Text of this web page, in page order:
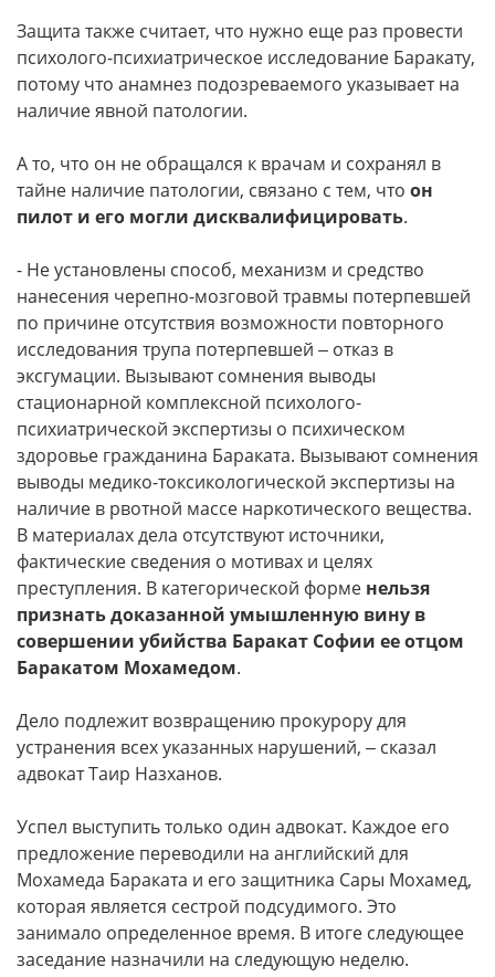
Защита также считает, что нужно еще раз провести
психолого-психиатрическое исследование Баракату,
потому что анамнез подозреваемого указывает на
наличие явной патологии.
А то, что он не обращался к врачам и сохранял в
тайне наличие патологии, связано с тем, что он
пилот и его могли дисквалифицировать.
- Не установлены способ, механизм и средство
нанесения черепно-мозговой травмы потерпевшей
по причине отсутствия возможности повторного
исследования трупа потерпевшей ‒ отказ в
эксгумации. Вызывают сомнения выводы
стационарной комплексной психолого-
психиатрической экспертизы о психическом
здоровье гражданина Бараката. Вызывают сомнения
выводы медико-токсикологической экспертизы на
наличие в рвотной массе наркотического вещества.
В материалах дела отсутствуют источники,
фактические сведения о мотивах и целях
преступления. В категорической форме нельзя
признать доказанной умышленную вину в
совершении убийства Баракат Софии ее отцом
Баракатом Мохамедом.
Дело подлежит возвращению прокурору для
устранения всех указанных нарушений, ‒ сказал
адвокат Таир Назханов.
Успел выступить только один адвокат. Каждое его
предложение переводили на английский для
Мохамеда Бараката и его защитника Сары Мохамед,
которая является сестрой подсудимого. Это
занимало определенное время. В итоге следующее
заседание назначили на следующую неделю.